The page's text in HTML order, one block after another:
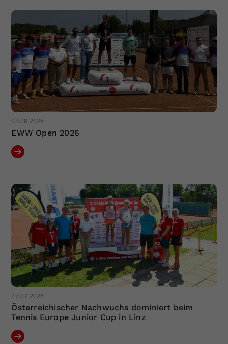
03.08.2026
EWW Open 2026
27.07.2026
Österreichischer Nachwuchs dominiert beim
Tennis Europe Junior Cup in Linz
Zweck
Dieser Wert speichert Ihre Consent-
Einstellungen. Unter anderem eine
zufällig generierte ID, für die
historische Speicherung Ihrer
vorgenommen Einstellungen, falls der
Webseiten-Betreiber dies eingestellt
hat.